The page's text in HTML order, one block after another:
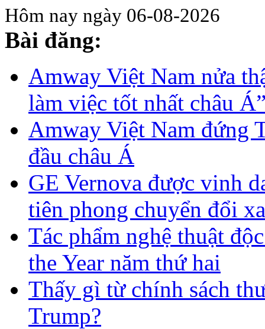
Hôm nay ngày 06-08-2026
Bài đăng:
Amway Việt Nam nửa
làm việc tốt nhất châu
Amway Việt Nam đứng
đầu châu Á
GE Vernova được vinh
tiên phong chuyển đổi
Tác phẩm nghệ thuật
the Year năm thứ hai
Thấy gì từ chính sách
Trump?